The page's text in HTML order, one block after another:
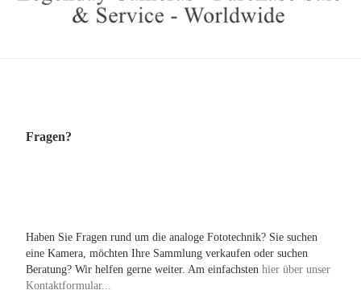
Fragen?
Haben Sie Fragen rund um die analoge Fototechnik? Sie suchen
eine Kamera, möchten Ihre Sammlung verkaufen oder suchen
Beratung? Wir helfen gerne weiter. Am einfachsten hier über unser
Kontaktformular...